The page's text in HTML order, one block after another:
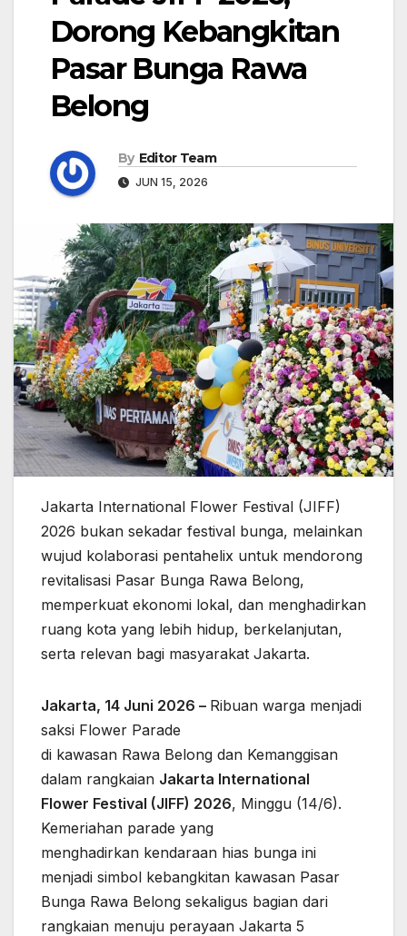
Dorong Kebangkitan
Pasar Bunga Rawa
Belong
By Editor Team
JUN 15, 2026
Jakarta International Flower Festival (JIFF)
2026 bukan sekadar festival bunga, melainkan
wujud kolaborasi pentahelix untuk mendorong
revitalisasi Pasar Bunga Rawa Belong,
memperkuat ekonomi lokal, dan menghadirkan
ruang kota yang lebih hidup, berkelanjutan,
serta relevan bagi masyarakat Jakarta.
Jakarta, 14 Juni 2026 – Ribuan warga menjadi
saksi Flower Parade
di kawasan Rawa Belong dan Kemanggisan
dalam rangkaian Jakarta International
Flower Festival (JIFF) 2026, Minggu (14/6).
Kemeriahan parade yang
menghadirkan kendaraan hias bunga ini
menjadi simbol kebangkitan kawasan Pasar
Bunga Rawa Belong sekaligus bagian dari
rangkaian menuju perayaan Jakarta 5